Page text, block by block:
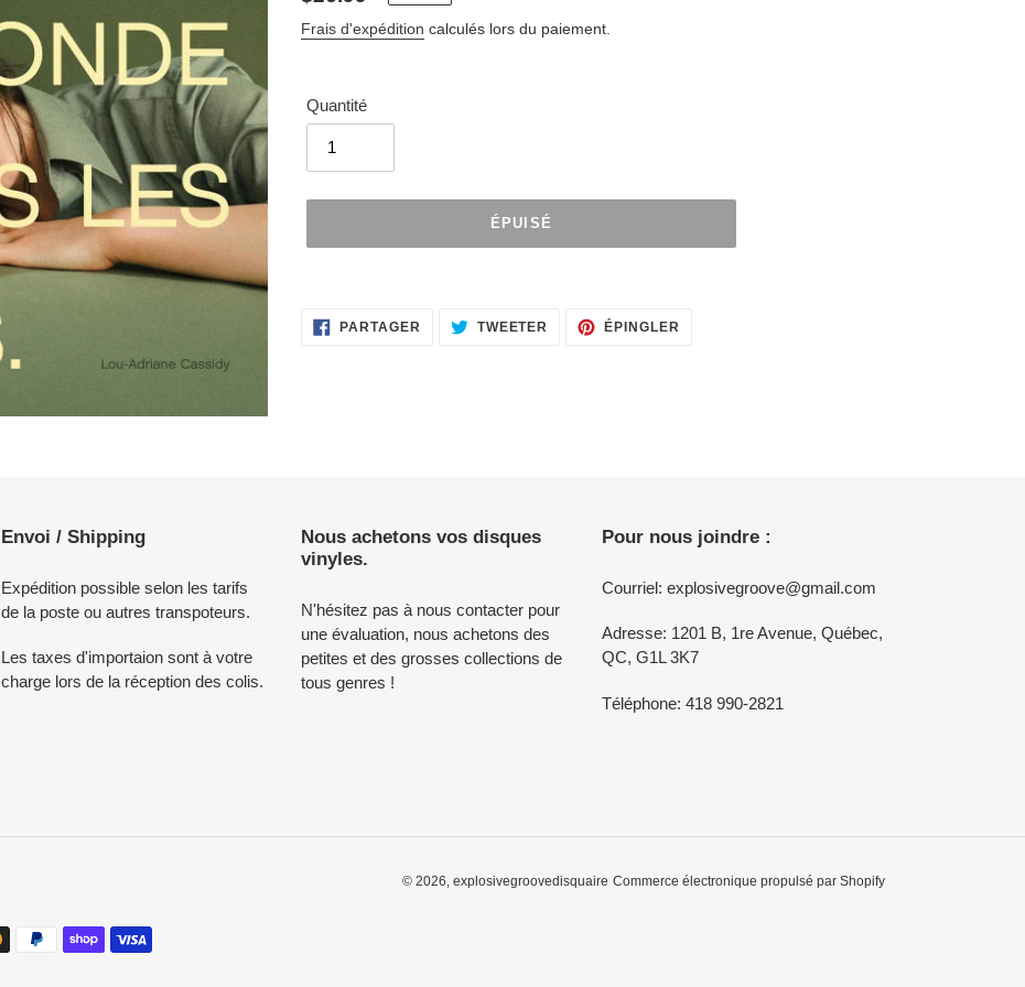
normal
Frais d'expédition calculés lors du paiement.
Quantité
ÉPUISÉ
produitPARTAGER PARTAGER
SUR
TWEETER TWEETER
SUR
ÉPINGLER
Envoi / Shipping
Expédition possible selon les tarifs
de la poste ou autres transpoteurs.
Les taxes d'importaion sont à votre
charge lors de la réception des colis.
Nous achetons vos disques
vinyles.
N'hésitez pas à nous contacter pour
une évaluation, nous achetons des
petites et des grosses collections de
tous genres !
Pour nous joindre :
Courriel: explosivegroove@gmail.com
Adresse: 1201 B, 1re Avenue, Québec,
QC, G1L 3K7
Téléphone: 418 990-2821
© 2026, explosivegroovedisquaire Commerce électronique propulsé par Shopify